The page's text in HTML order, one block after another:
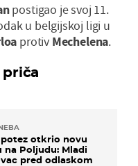
postigao je svoj 11.
u belgijskoj ligi u
protiv Mechelena.
otkrio novu
na Poljudu: Mladi
pred odlaskom